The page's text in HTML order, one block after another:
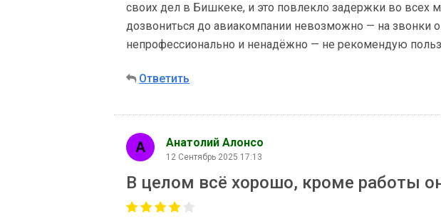
своих дел в Бишкеке, и это повлекло задержки во всех
дозвониться до авиакомпании невозможно — на звонки
непрофессионально и ненадёжно — не рекомендую
Ответить
Анатолий Алонсо
12 Сентябрь 2025 17:13
В целом всё хорошо, кроме работы